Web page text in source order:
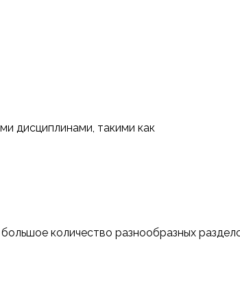
дисциплинами, такими как
количество разнообразных